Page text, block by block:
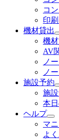
コ
印
機材貸出
機
AV
ノ
ノ
施設予約
施
本
ヘルプ
マ
よ